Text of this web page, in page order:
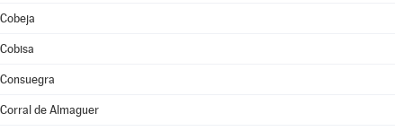
Cobeja
Cobisa
Consuegra
Corral de Almaguer